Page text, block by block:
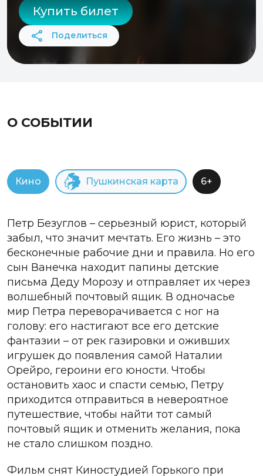
Купить билет
Поделиться
О СОБЫТИИ
Кино Пушкинская карта 6+
Петр Безуглов – серьезный юрист, который
забыл, что значит мечтать. Его жизнь – это
бесконечные рабочие дни и правила. Но его
сын Ванечка находит папины детские
письма Деду Морозу и отправляет их через
волшебный почтовый ящик. В одночасье
мир Петра переворачивается с ног на
голову: его настигают все его детские
фантазии – от рек газировки и оживших
игрушек до появления самой Наталии
Орейро, героини его юности. Чтобы
остановить хаос и спасти семью, Петру
приходится отправиться в невероятное
путешествие, чтобы найти тот самый
почтовый ящик и отменить желания, пока
не стало слишком поздно.
Фильм снят Киностудией Горького при